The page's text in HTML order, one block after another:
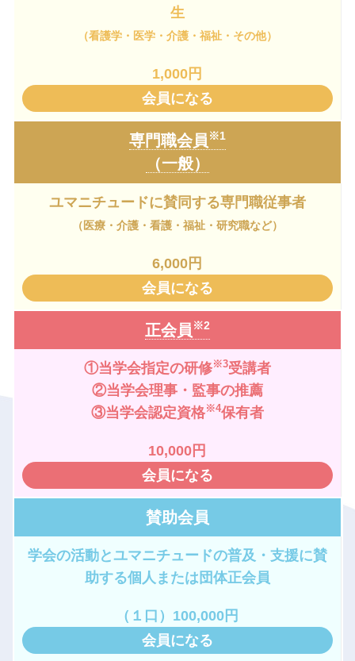
生
（看護学・医学・介護・福祉・その他）
1,000円
会員になる
専門職会員 ※1
（一般）
ユマニチュードに賛同する専門職従事者
（医療・介護・看護・福祉・研究職など）
6,000円
会員になる
正会員 ※2
①当学会指定の研修※3受講者
②当学会理事・監事の推薦
③当学会認定資格※4保有者
10,000円
会員になる
賛助会員
学会の活動とユマニチュードの普及・支援に賛
助する個人または団体正会員
（１口）100,000円
会員になる